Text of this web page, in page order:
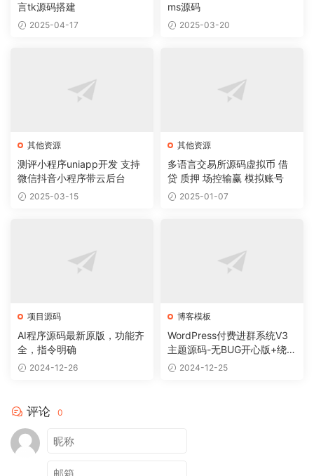
言tk源码搭建
2025-04-17
ms源码
2025-03-20
其他资源
测评小程序uniapp开发 支持
微信抖音小程序带云后台
2025-03-15
其他资源
多语言交易所源码虚拟币 借
贷 质押 场控输赢 模拟账号
2025-01-07
项目源码
AI程序源码最新原版，功能齐
全，指令明确
2024-12-26
博客模板
WordPress付费进群系统V3
主题源码-无BUG开心版+绕授
权教程2024-12-25
评论 0